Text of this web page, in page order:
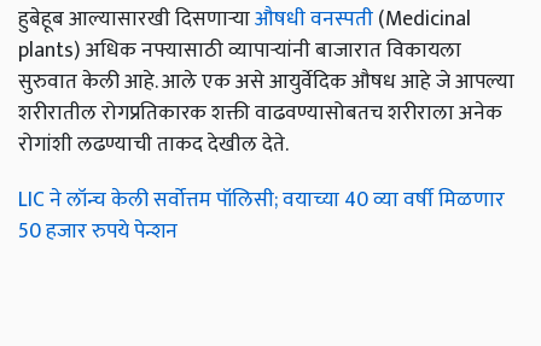
हुबेहूब आल्यासारखी दिसणाऱ्याऔषधी वनस्पती(Medicinal
plants) अधिक नफ्यासाठी व्यापाऱ्यांनी बाजारात विकायला
सुरुवात केली आहे. आले एक असे आयुर्वेदिक औषध आहे जे आपल्या
शरीरातील रोगप्रतिकारक शक्ती वाढवण्यासोबतच शरीराला अनेक
रोगांशी लढण्याची ताकद देखील देते.
LIC ने लॉन्च केली सर्वोत्तम पॉलिसी; वयाच्या 40 व्या वर्षी मिळणार
50 हजार रुपये पेन्शन